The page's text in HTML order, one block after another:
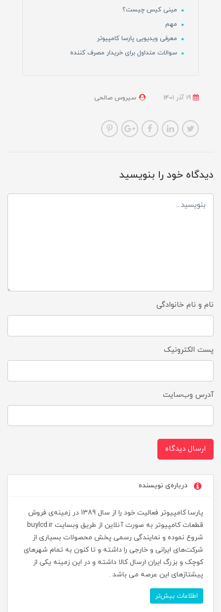
مینی کیس چیست؟
مهم
معرفی ویدیویی پارسا کامپیوتر
سوالات متداول برای خریدار مصرف کننده
سیروس صالحی
دیدگاه خود را بنویسید
نام و نام خانوادگی
پست الکترونیک
آدرس وب‌سایت
ارسال دیدگاه
درباره‌ی نویسنده
پارسا کامپیوتر فعالیت خود را از سال 1389 در زمینه‌ی فروش
قطعات کامپیوتر به صورت آنلاین از طریق وبسایت buylcd.ir
شروع نموده و نمایندگی رسمی پخش محصولات بسیاری از
شرکت‌های ایرانی و خارجی را داشته و تا کنون به تمام شهرهای
کوچک و بزرگ ایران ارسال کالا داشته و در این زمینه یکی از
پیشتازهای این عرصه می باشد .
اطلاعات بیش‌تر